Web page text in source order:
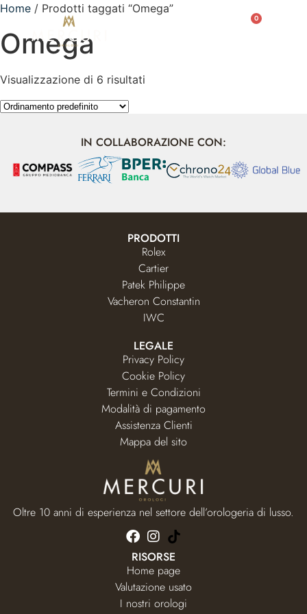
0
Home / Prodotti taggati “Omega”
Omega
Visualizzazione di 6 risultati
IN COLLABORAZIONE CON:
PRODOTTI
Rolex
Cartier
Patek Philippe
Vacheron Constantin
IWC
LEGALE
Privacy Policy
Cookie Policy
Termini e Condizioni
Modalità di pagamento
Assistenza Clienti
Mappa del sito
Oltre 10 anni di esperienza nel settore dell’orologeria di lusso.
RISORSE
Home page
Valutazione usato
I nostri orologi